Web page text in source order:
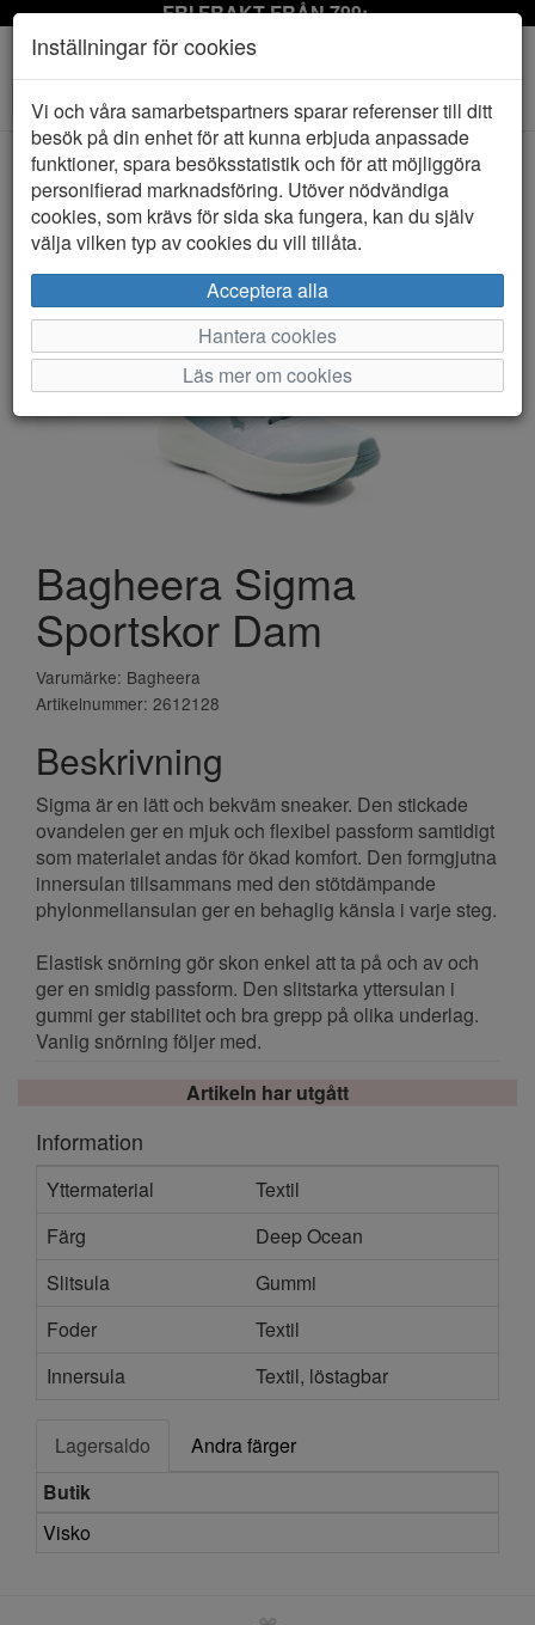
FRI FRAKT FRÅN 799:-
Toggle
navigation
HEM BAGHEERA
Bagheera Sigma
Sportskor Dam
Varumärke: Bagheera
Artikelnummer: 2612128
Beskrivning
Sigma är en lätt och bekväm sneaker. Den stickade
ovandelen ger en mjuk och flexibel passform samtidigt
som materialet andas för ökad komfort. Den formgjutna
innersulan tillsammans med den stötdämpande
phylonmellansulan ger en behaglig känsla i varje steg.
Elastisk snörning gör skon enkel att ta på och av och
ger en smidig passform. Den slitstarka yttersulan i
gummi ger stabilitet och bra grepp på olika underlag.
Vanlig snörning följer med.
Artikeln har utgått
Information
Yttermaterial
Textil
Färg
Deep Ocean
Slitsula
Gummi
Foder
Textil
Innersula
Textil, löstagbar
Lagersaldo
Andra färger
Butik
Visko
Inställningar för cookies
Vi och våra samarbetspartners sparar referenser till ditt
besök på din enhet för att kunna erbjuda anpassade
funktioner, spara besöksstatistik och för att möjliggöra
personifierad marknadsföring. Utöver nödvändiga
cookies, som krävs för sida ska fungera, kan du själv
välja vilken typ av cookies du vill tillåta.
Acceptera alla
Hantera cookies
Läs mer om cookies